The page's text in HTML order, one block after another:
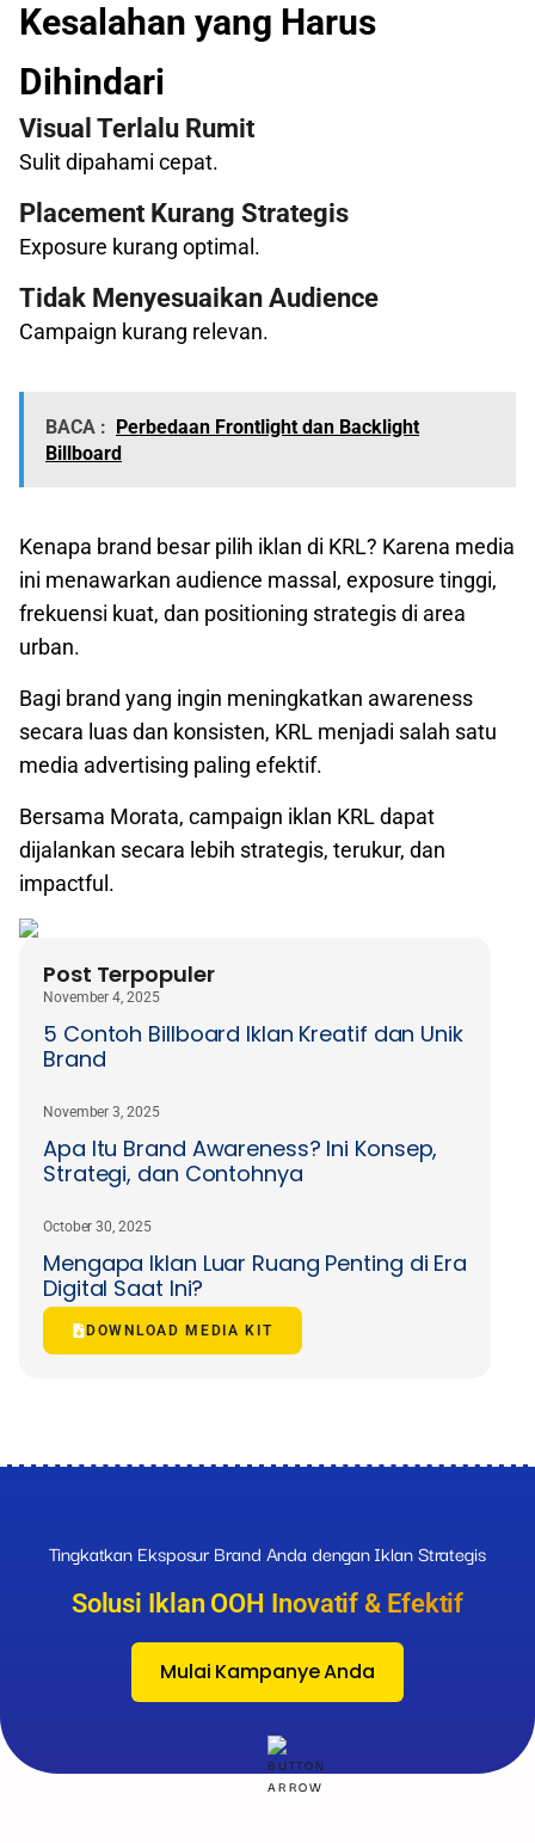
Kesalahan yang Harus
Dihindari
Visual Terlalu Rumit
Sulit dipahami cepat.
Placement Kurang Strategis
Exposure kurang optimal.
Tidak Menyesuaikan Audience
Campaign kurang relevan.
BACA :
Perbedaan Frontlight dan Backlight
Billboard
Kenapa brand besar pilih iklan di KRL? Karena media
ini menawarkan audience massal, exposure tinggi,
frekuensi kuat, dan positioning strategis di area
urban.
Bagi brand yang ingin meningkatkan awareness
secara luas dan konsisten, KRL menjadi salah satu
media advertising paling efektif.
Bersama Morata, campaign iklan KRL dapat
dijalankan secara lebih strategis, terukur, dan
impactful.
Post Terpopuler
5 Contoh Billboard Iklan Kreatif dan Unik
Brand
November 4, 2025
Apa Itu Brand Awareness? Ini Konsep,
Strategi, dan Contohnya
November 3, 2025
Mengapa Iklan Luar Ruang Penting di Era
Digital Saat Ini?
October 30, 2025
DOWNLOAD MEDIA KIT
Tingkatkan Eksposur Brand Anda dengan Iklan Strategis
Solusi Iklan OOH Inovatif & Efektif
Mulai Kampanye Anda